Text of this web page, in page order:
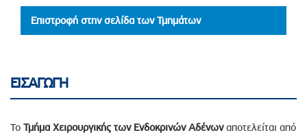
Επιστροφή στην σελίδα των Τμημάτων
ΕΙΣΑΓΩΓΗ
Το Τμήμα Χειρουργικής των Ενδοκρινών Aδένωναποτελείται από